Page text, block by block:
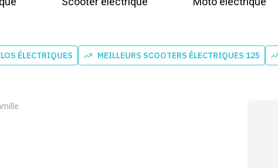
ÉLECTRIQUES MEILLEURS SCOOTERS ÉLECTRIQUES 125